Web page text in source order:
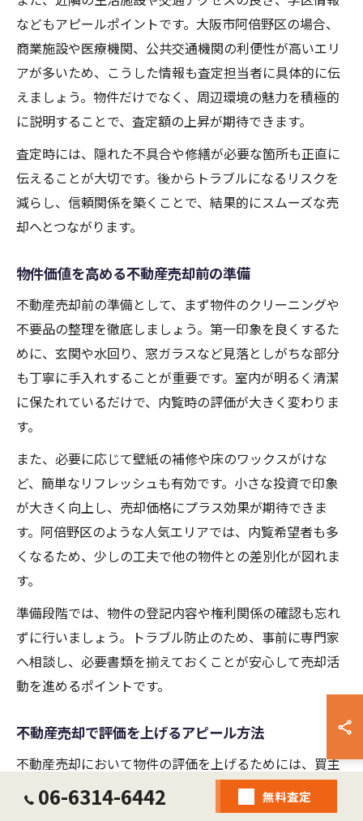
などもアピールポイントです。大阪市阿倍野区の場合、
商業施設や医療機関、公共交通機関の利便性が高いエリ
アが多いため、こうした情報も査定担当者に具体的に伝
えましょう。物件だけでなく、周辺環境の魅力を積極的
に説明することで、査定額の上昇が期待できます。
査定時には、隠れた不具合や修繕が必要な箇所も正直に
伝えることが大切です。後からトラブルになるリスクを
減らし、信頼関係を築くことで、結果的にスムーズな売
却へとつながります。
物件価値を高める不動産売却前の準備
不動産売却前の準備として、まず物件のクリーニングや
不要品の整理を徹底しましょう。第一印象を良くするた
めに、玄関や水回り、窓ガラスなど見落としがちな部分
も丁寧に手入れすることが重要です。室内が明るく清潔
に保たれているだけで、内覧時の評価が大きく変わりま
す。
また、必要に応じて壁紙の補修や床のワックスがけな
ど、簡単なリフレッシュも有効です。小さな投資で印象
が大きく向上し、売却価格にプラス効果が期待できま
す。阿倍野区のような人気エリアでは、内覧希望者も多
くなるため、少しの工夫で他の物件との差別化が図れま
す。
準備段階では、物件の登記内容や権利関係の確認も忘れ
ずに行いましょう。トラブル防止のため、事前に専門家
へ相談し、必要書類を揃えておくことが安心して売却活
動を進めるポイントです。
不動産売却で評価を上げるアピール方法
不動産売却において物件の評価を上げるためには、買主
目線でのアピールが欠かせません。大阪市阿倍野区の地
域特性を活かし、通勤・通学の利便性や生活環境の良さ
06-6314-6442 無料査定